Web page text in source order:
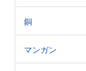
銅
マンガン